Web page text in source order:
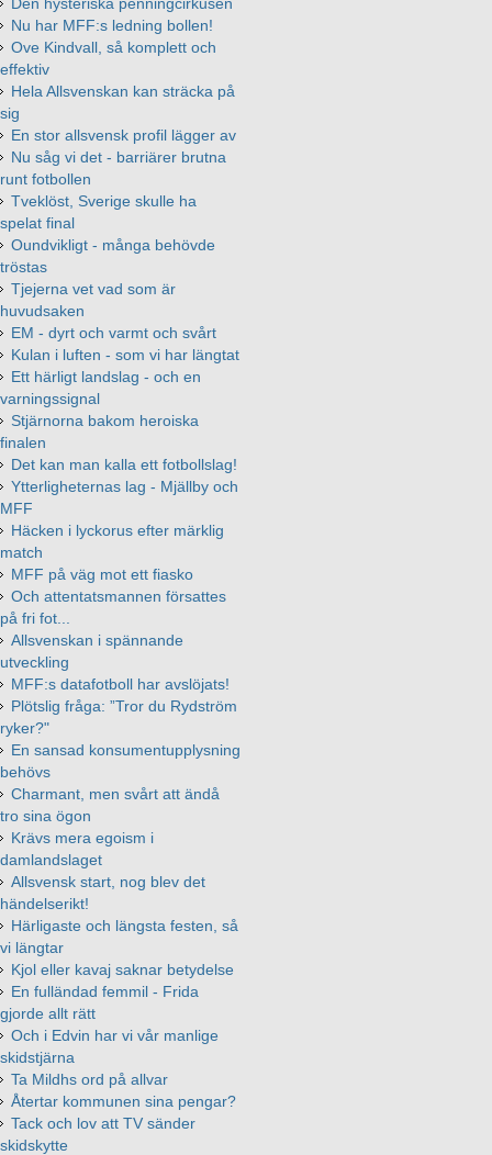
Nu har MFF:s ledning bollen!
Ove Kindvall, så komplett och
effektiv
Hela Allsvenskan kan sträcka på
sig
En stor allsvensk profil lägger av
Nu såg vi det - barriärer brutna
runt fotbollen
Tveklöst, Sverige skulle ha
spelat final
Oundvikligt - många behövde
tröstas
Tjejerna vet vad som är
huvudsaken
EM - dyrt och varmt och svårt
Kulan i luften - som vi har längtat
Ett härligt landslag - och en
varningssignal
Stjärnorna bakom heroiska
finalen
Det kan man kalla ett fotbollslag!
Ytterligheternas lag - Mjällby och
MFF
Häcken i lyckorus efter märklig
match
MFF på väg mot ett fiasko
Och attentatsmannen försattes
på fri fot...
Allsvenskan i spännande
utveckling
MFF:s datafotboll har avslöjats!
Plötslig fråga: ”Tror du Rydström
ryker?"
En sansad konsumentupplysning
behövs
Charmant, men svårt att ändå
tro sina ögon
Krävs mera egoism i
damlandslaget
Allsvensk start, nog blev det
händelserikt!
Härligaste och längsta festen, så
vi längtar
Kjol eller kavaj saknar betydelse
En fulländad femmil - Frida
gjorde allt rätt
Och i Edvin har vi vår manlige
skidstjärna
Ta Mildhs ord på allvar
Återtar kommunen sina pengar?
Tack och lov att TV sänder
skidskytte